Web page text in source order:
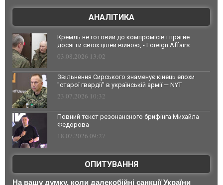
АНАЛІТИКА
Кремль не готовий до компромісів і прагне
досягти своїх цілей війною, - Foreign Affairs
03.08.2026 13:02
Звільнення Сирського знаменує кінець епохи
"старої гвардії" в українській армії — NYT
23.07.2026 10:32
Повний текст резонансного брифінга Михайла
Федорова
18.07.2026 09:27
ОПИТУВАННЯ
На вашу думку, коли далекобійні санкції України